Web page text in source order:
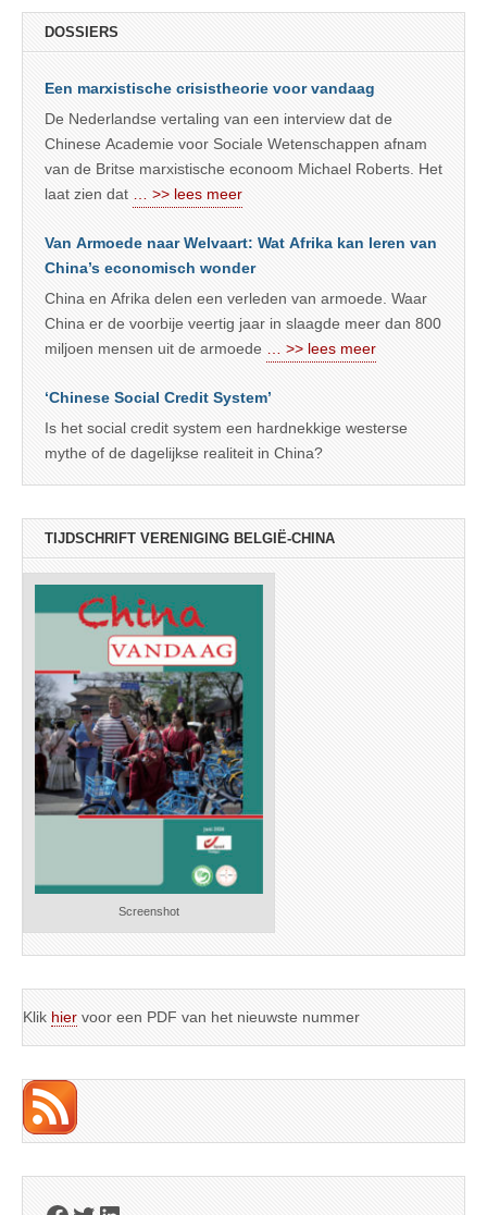
DOSSIERS
Een marxistische crisistheorie voor vandaag
De Nederlandse vertaling van een interview dat de
Chinese Academie voor Sociale Wetenschappen afnam
van de Britse marxistische econoom Michael Roberts. Het
laat zien dat
… >> lees meer
Van Armoede naar Welvaart: Wat Afrika kan leren van
China’s economisch wonder
China en Afrika delen een verleden van armoede. Waar
China er de voorbije veertig jaar in slaagde meer dan 800
miljoen mensen uit de armoede
… >> lees meer
‘Chinese Social Credit System’
Is het social credit system een hardnekkige westerse
mythe of de dagelijkse realiteit in China?
TIJDSCHRIFT VERENIGING BELGIË-CHINA
Screenshot
Klik hier voor een PDF van het nieuwste nummer